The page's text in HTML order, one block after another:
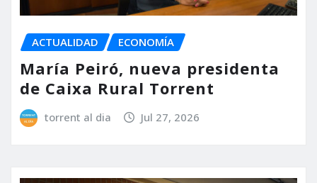
ACTUALIDAD ECONOMÍA
María Peiró, nueva presidenta
de Caixa Rural Torrent
torrent al dia Jul 27, 2026